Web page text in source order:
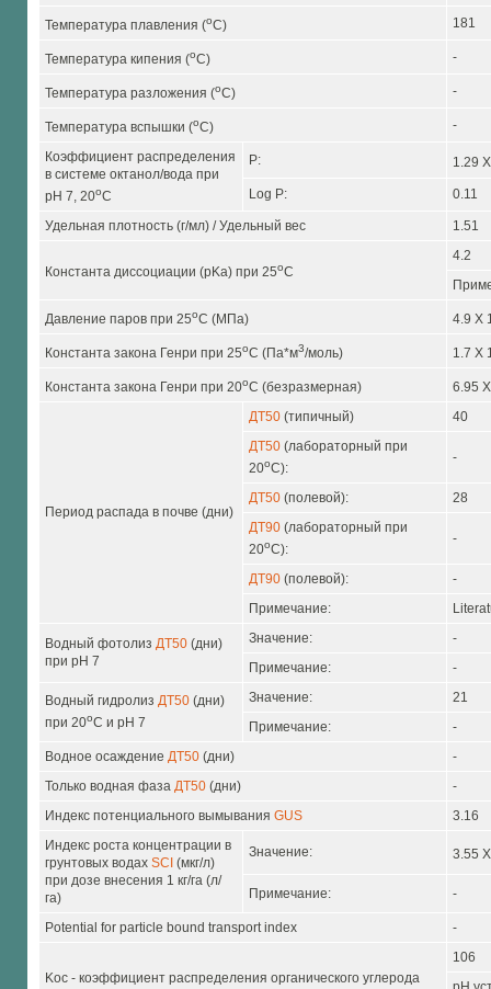
Температура плавления (oC) 181
Температура кипения (oC) -
Температура разложения (oC) -
Температура вспышки (oC) -
Коэффициент распределения
в системе октанол/вода при
pH 7, 20oC
P: 1.29
Log P: 0.11
Удельная плотность (г/мл) / Удельный вес 1.51
Константа диссоциации (pKa) при 25oC
4.2
Давление паров при 25oC (МПа) 4.9 X
Константа закона Генри при 25oC (Па*м3/моль) 1.7 X
Константа закона Генри при 20oC (безразмерная) 6.95
Период распада в почве (дни)
ДТ50 (типичный)
40
ДТ50 (лабораторный при
20oC):
-
ДТ50 (полевой):
28
ДТ90 (лабораторный при
20oC):
-
ДТ90 (полевой):
-
Примечание:
Водный фотолиз ДТ50 (дни)
при pH 7
Значение:
-
Примечание:
-
Водный гидролиз ДТ50 (дни)
при 20oC и pH 7
Значение:
21
Примечание:
-
Водное осаждение ДТ50 (дни)
-
Только водная фаза ДТ50 (дни)
-
Индекс потенциального вымывания GUS
3.16
Индекс роста концентрации в
грунтовых водах SCI (мкг/л)
при дозе внесения 1 кг/га (л/
га)
Значение: 3.55
Примечание: -
Potential for particle bound transport index -
Koc - коэффициент распределения органического углерода
106